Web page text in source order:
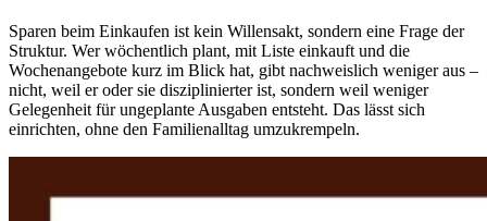
Sparen beim Einkaufen ist kein Willensakt, sondern eine Frage der
Struktur. Wer wöchentlich plant, mit Liste einkauft und die
Wochenangebote kurz im Blick hat, gibt nachweislich weniger aus –
nicht, weil er oder sie disziplinierter ist, sondern weil weniger
Gelegenheit für ungeplante Ausgaben entsteht. Das lässt sich
einrichten, ohne den Familienalltag umzukrempeln.